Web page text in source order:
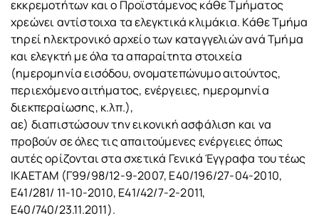
εκκρεμοτήτων και ο Προϊστάμενος κάθε Τμήματος
χρεώνει αντίστοιχα τα ελεγκτικά κλιμάκια. Κάθε Τμήμα
τηρεί ηλεκτρονικό αρχείο των καταγγελιών ανά Τμήμα
και ελεγκτή με όλα τα απαραίτητα στοιχεία
(ημερομηνία εισόδου, ονοματεπώνυμο αιτούντος,
περιεχόμενο αιτήματος, ενέργειες, ημερομηνία
διεκπεραίωσης, κ.λπ.),
αε) διαπιστώσουν την εικονική ασφάλιση και να
προβούν σε όλες τις απαιτούμενες ενέργειες όπως
αυτές ορίζονται στα σχετικά Γενικά Έγγραφα του τέως
ΙΚΑΕΤΑΜ (Γ99/98/12-9-2007, Ε40/196/27-04-2010,
Ε41/281/ 11-10-2010, Ε41/42/7-2-2011,
Ε40/740/23.11.2011).